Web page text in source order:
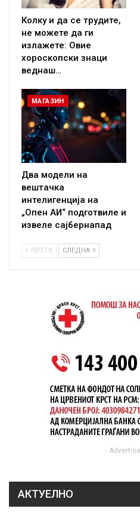
Колку и да се трудите,
не можете да ги
излажете: Овие
хороскопски знаци
веднаш…
МАГАЗИН
Два модели на
вештачка
интелигенција на
„Опен АИ“ подготвиле и
извеле сајбернапад
ПРЕТХ СЛЕДНА
-
АКТУЕЛНО